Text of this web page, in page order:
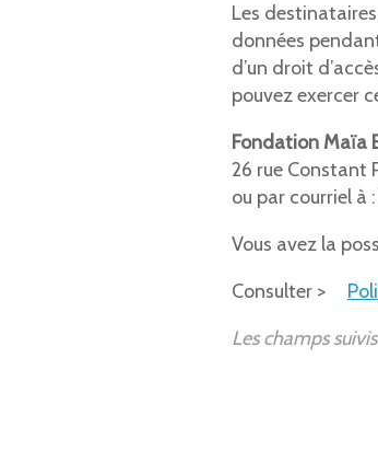
Les
données
d’un droit
pouvez exercer
Fondation Maïa
26 rue Constant
ou par courriel à
Vous avez la
Consulter >
Les champs